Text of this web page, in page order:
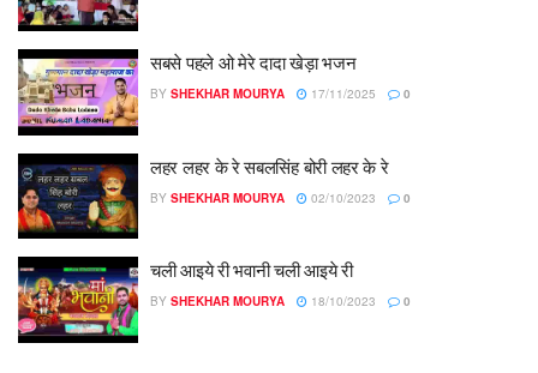
सबसे पहले ओ मेरे दादा खेड़ा भजन
BY SHEKHAR MOURYA 17/11/2025 0
लहर लहर के रे सबलसिंह बोरी लहर के रे
BY SHEKHAR MOURYA 02/10/2023 0
चली आइये री भवानी चली आइये री
BY SHEKHAR MOURYA 18/10/2023 0